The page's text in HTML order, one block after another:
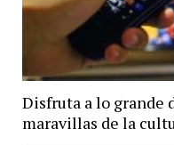
Disfruta a lo grande
maravillas de la